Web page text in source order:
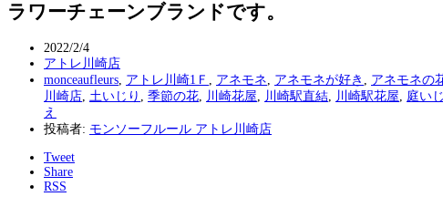
ラワーチェーンブランドです。
2022/2/4
アトレ川崎店
monceaufleurs アトレ川崎1Ｆ アネモネ アネモネが好き アネモネの
川崎店 土いじり 季節の花 川崎花屋 川崎駅直結 川崎駅花屋 庭い
え
投稿者: モンソーフルール アトレ川崎店
Tweet
Share
RSS